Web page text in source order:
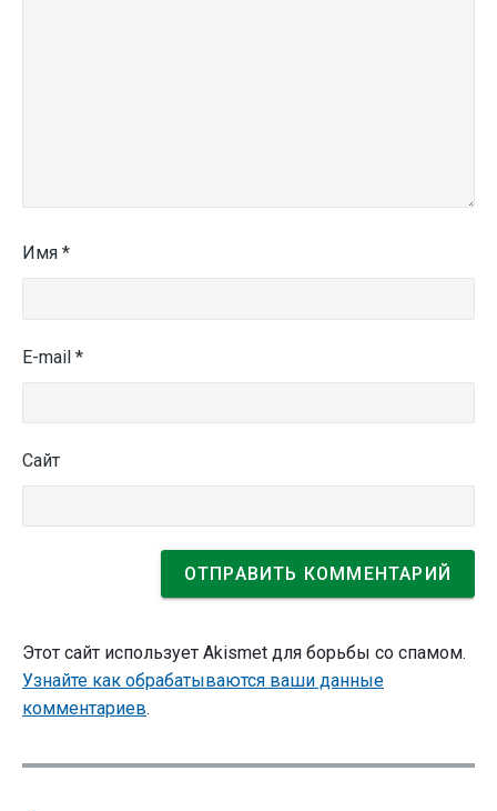
Имя *
E-mail *
Сайт
Этот сайт использует Akismet для борьбы со спамом.
Узнайте как обрабатываются ваши данные
комментариев.
Навигация